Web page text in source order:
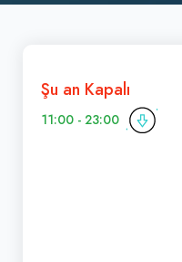
Şu an Kapalı
11:00 - 23:00